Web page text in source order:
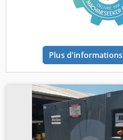
Plus